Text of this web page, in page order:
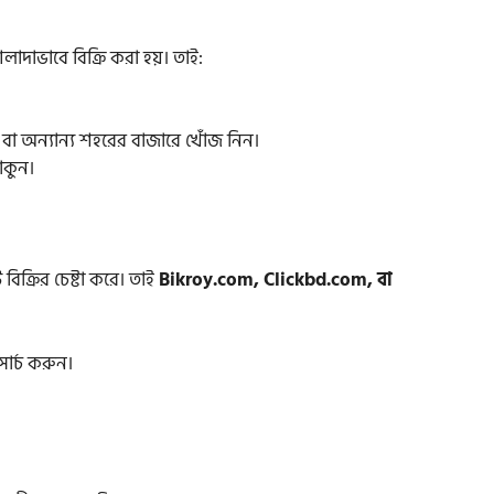
বিক্রি করা হয়। তাই:
অন্যান্য শহরের বাজারে খোঁজ নিন।
চেষ্টা করে। তাইBikroy.com, Clickbd.com, বা
করুন।